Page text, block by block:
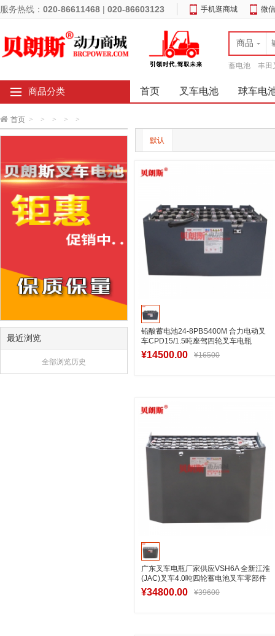
服务热线： 020-86611468 | 020-86603123 手机逛商城 微
商品
蓄电池 丰田
商品分类 首页 叉车电池 球车电
首页 > > > > >
最近浏览
全部浏览历史
默认
铅酸蓄电池24-8PBS400M 合力电动叉
车CPD15/1.5吨座驾四轮叉车电瓶
48V400Ah
¥14500.00 ¥16500
广东叉车电瓶厂家供应VSH6A 全新江淮
(JAC)叉车4.0吨四轮蓄电池叉车零部件
¥34800.00 ¥39600